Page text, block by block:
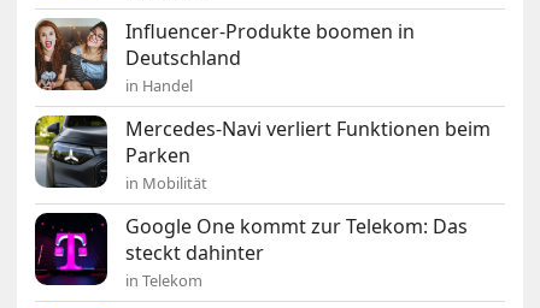
Influencer-Produkte boomen in
Deutschland
in Handel
Mercedes-Navi verliert Funktionen beim
Parken
in Mobilität
Google One kommt zur Telekom: Das
steckt dahinter
in Telekom